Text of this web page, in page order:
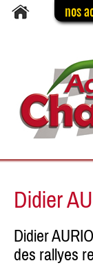
nos
Didier
Didier
des rallyes